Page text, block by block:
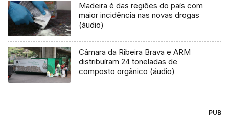
Madeira é das regiões do país com
maior incidência nas novas drogas
(áudio)
Câmara da Ribeira Brava e ARM
distribuíram 24 toneladas de
composto orgânico (áudio)
PUB